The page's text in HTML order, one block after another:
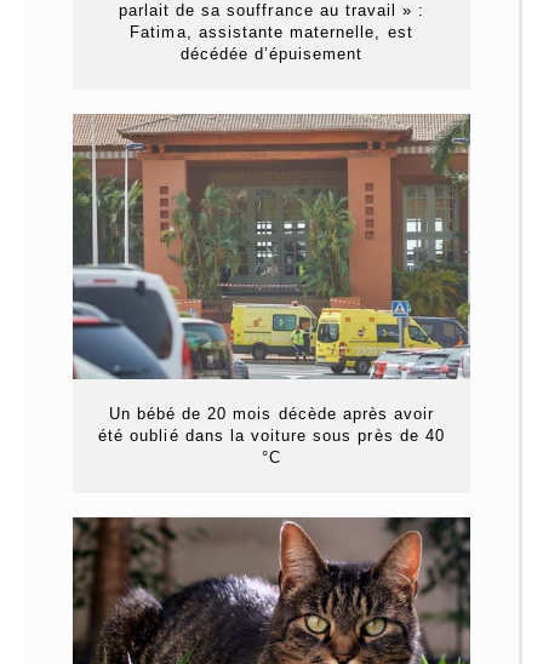
parlait de sa souffrance au travail » :
Fatima, assistante maternelle, est
décédée d’épuisement
Un bébé de 20 mois décède après avoir
été oublié dans la voiture sous près de 40
°C